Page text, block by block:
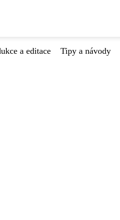
a editace Tipy a návody